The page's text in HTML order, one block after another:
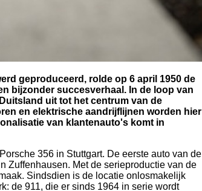
geproduceerd, rolde op 6 april 1950 de
bijzonder succesverhaal. In de loop van
uit tot het centrum van de
en elektrische aandrijflijnen worden hier
van klantenauto's komt in
356 in Stuttgart. De eerste auto van de
Zuffenhausen. Met de serieproductie van de
Sindsdien is de locatie onlosmakelijk
de 911, die er sinds 1964 in serie wordt